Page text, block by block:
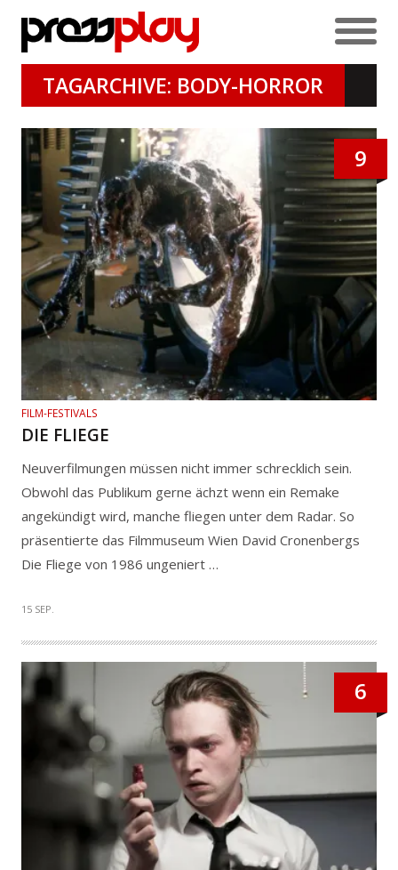
TAGARCHIVE: BODY-HORROR
9
FILM-FESTIVALS
DIE FLIEGE
Neuverfilmungen müssen nicht immer schrecklich sein.
Obwohl das Publikum gerne ächzt wenn ein Remake
angekündigt wird, manche fliegen unter dem Radar. So
präsentierte das Filmmuseum Wien David Cronenbergs
Die Fliege von 1986 ungeniert …
15 SEP.
6